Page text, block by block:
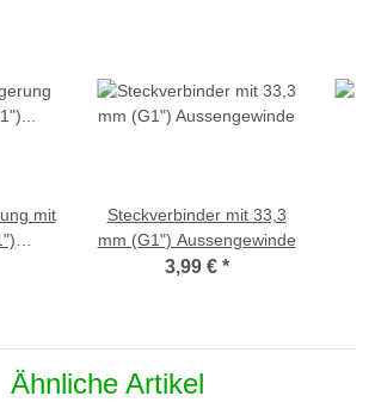
mit
-
Steckverbinder mit 33,3
mm (G1") Aussengewinde
3,99 € *
Ähnliche Artikel